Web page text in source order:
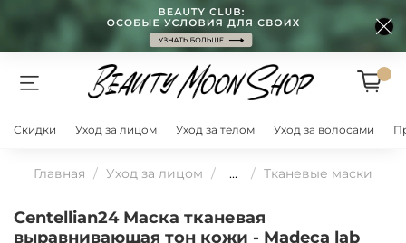
Скидки Уход за лицом Уход за телом Уход за волосами
Главная Уход за лицом ... Тканевые маски
Centellian24 Маска тканевая
выравнивающая тон кожи - Madeca lab